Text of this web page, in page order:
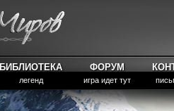
БИБЛИОТЕКА
легенд
ФОРУМ
игра идет тут